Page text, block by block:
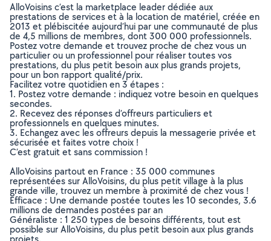
AlloVoisins c’est la marketplace leader dédiée aux
prestations de services et à la location de matériel, créée en
2013 et plébiscitée aujourd’hui par une communauté de plus
de 4,5 millions de membres, dont 300 000 professionnels.
Postez votre demande et trouvez proche de chez vous un
particulier ou un professionnel pour réaliser toutes vos
prestations, du plus petit besoin aux plus grands projets,
pour un bon rapport qualité/prix.
Facilitez votre quotidien en 3 étapes :
1. Postez votre demande : indiquez votre besoin en quelques
secondes.
2. Recevez des réponses d’offreurs particuliers et
professionnels en quelques minutes.
3. Echangez avec les offreurs depuis la messagerie privée et
sécurisée et faites votre choix !
C’est gratuit et sans commission !
AlloVoisins partout en France : 35 000 communes
représentées sur AlloVoisins, du plus petit village à la plus
grande ville, trouvez un membre à proximité de chez vous !
Efficace : Une demande postée toutes les 10 secondes, 3.6
millions de demandes postées par an
Généraliste : 1 250 types de besoins différents, tout est
possible sur AlloVoisins, du plus petit besoin aux plus grands